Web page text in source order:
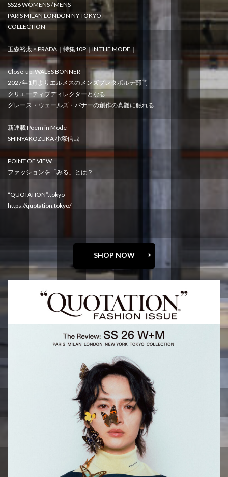
SS26 WOMENS / MENS
PARIS MILAN LONDON NY TOKYO
COLLECTION
玉森裕太 × PRADA｜特集10P｜IN THE MODE｜
Close-up: WALES BONNER
2027年1月よりエルメスのメンズプレタポルテ部門
クリエーティブディレクターとなる
グレース・ウェールズ・バナーの創作の真髄に触れる
新連載 Poem in Mode
SHINYAKOZUKA 小塚信哉
POINT OF VIEW
ファッションを「みる」とは？
“QUOTATION”.tokyo
https://quotation.tokyo/
SHOP NOW